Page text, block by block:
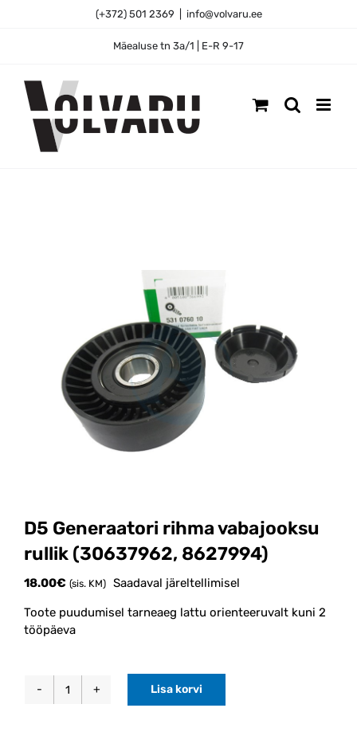
(+372) 501 2369 info@volvaru.ee
Mäealuse tn 3a/1 | E-R 9-17
D5 Generaatori rihma vabajooksu
rullik (30637962, 8627994)
18.00€ (sis. KM) Saadaval järeltellimisel
Toote puudumisel tarneaeg lattu orienteeruvalt kuni 2
tööpäeva
D5
Lisa korvi